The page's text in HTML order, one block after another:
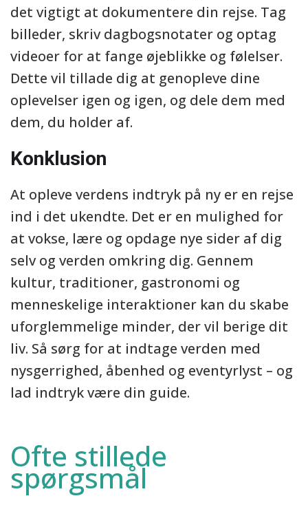
det vigtigt at dokumentere din rejse. Tag
billeder, skriv dagbogsnotater og optag
videoer for at fange øjeblikke og følelser.
Dette vil tillade dig at genopleve dine
oplevelser igen og igen, og dele dem med
dem, du holder af.
Konklusion
At opleve verdens indtryk på ny er en rejse
ind i det ukendte. Det er en mulighed for
at vokse, lære og opdage nye sider af dig
selv og verden omkring dig. Gennem
kultur, traditioner, gastronomi og
menneskelige interaktioner kan du skabe
uforglemmelige minder, der vil berige dit
liv. Så sørg for at indtage verden med
nysgerrighed, åbenhed og eventyrlyst – og
lad indtryk være din guide.
Ofte stillede
spørgsmål